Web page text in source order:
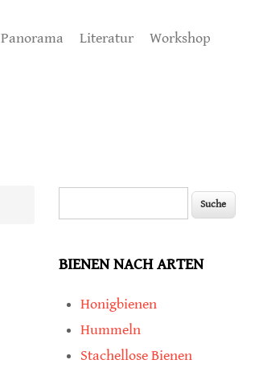
Panorama Literatur Workshop
BIENEN NACH ARTEN
Honigbienen
Hummeln
Stachellose Bienen